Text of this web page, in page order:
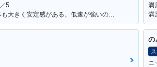
／5
満足ポイント:250ccなのに車体も大きく安定感がある。低速が強いのエンスト知らず。
満
の
ニ